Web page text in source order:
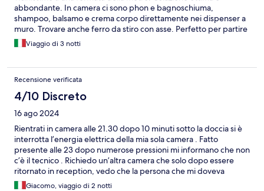
abbondante. In camera ci sono phon e bagnoschiuma,
shampoo, balsamo e crema corpo direttamente nei dispenser a
muro. Trovare anche ferro da stiro con asse. Perfetto per partire
da casa con qualche peso in meno. Avevamo il volo di ritorno alle
19 e dovevamo lasciare la camera alle 12, il personale
per continuare a girare la città, senza alcun supplemento
economico. Consigliatissimo
Viaggio di 3 notti
Recensione verificata
4/10 Discreto
16 ago 2024
Rientrati in camera alle 21.30 dopo 10 minuti sotto la doccia si è
interrotta l’energia elettrica della mia sola camera . Fatto
presente alle 23 dopo numerose pressioni mi informano che non
c’è il tecnico . Richiedo un’altra camera che solo dopo essere
ritornato in reception, vedo che la persona che mi doveva
cambiare la camera stava preparando dei Drink al bar e non si
Giacomo, viaggio di 2 notti